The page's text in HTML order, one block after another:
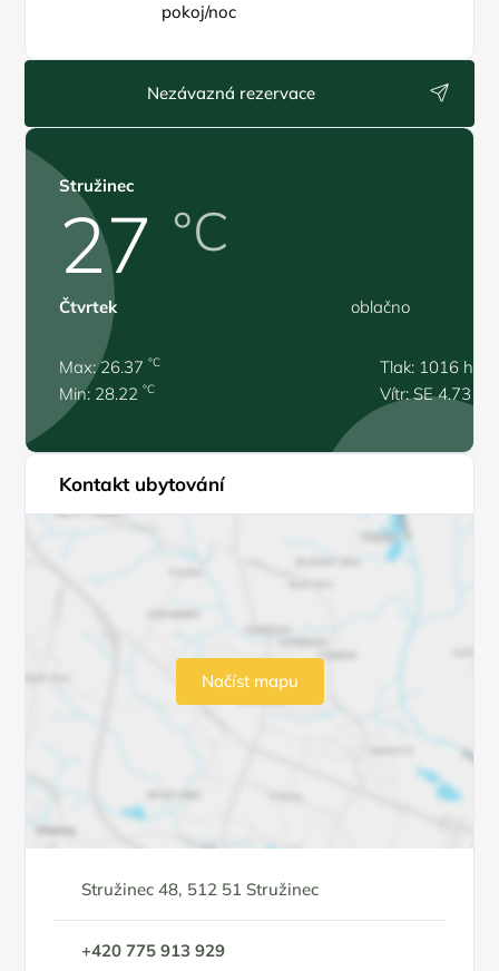
pokoj/noc
Nezávazná rezervace
Stružinec
27 °C
Čtvrtek oblačno
Max: 26.37°C
Min: 28.22°C
Tlak: 1016 hPa
Vítr: SE 4.73 m/
Kontakt ubytování
Načíst mapu
Stružinec 48, 512 51 Stružinec
+420 775 913 929